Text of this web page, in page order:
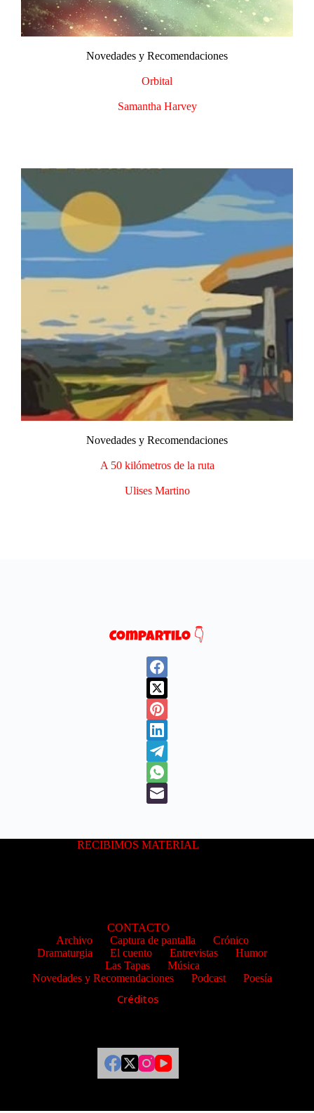
Novedades y Recomendaciones​
Orbital
Samantha Harvey​
Novedades y Recomendaciones​
A 50 kilómetros de la ruta​
Ulises Martino​
Compartilo 👇
RECIBIMOS MATERIAL
CONTACTO
Archivo
Captura de pantalla
Crónico
Dramaturgia
El cuento Entrevistas
Humor
Las Tapas
Música
Novedades y Recomendaciones
Podcast Poesía
Créditos